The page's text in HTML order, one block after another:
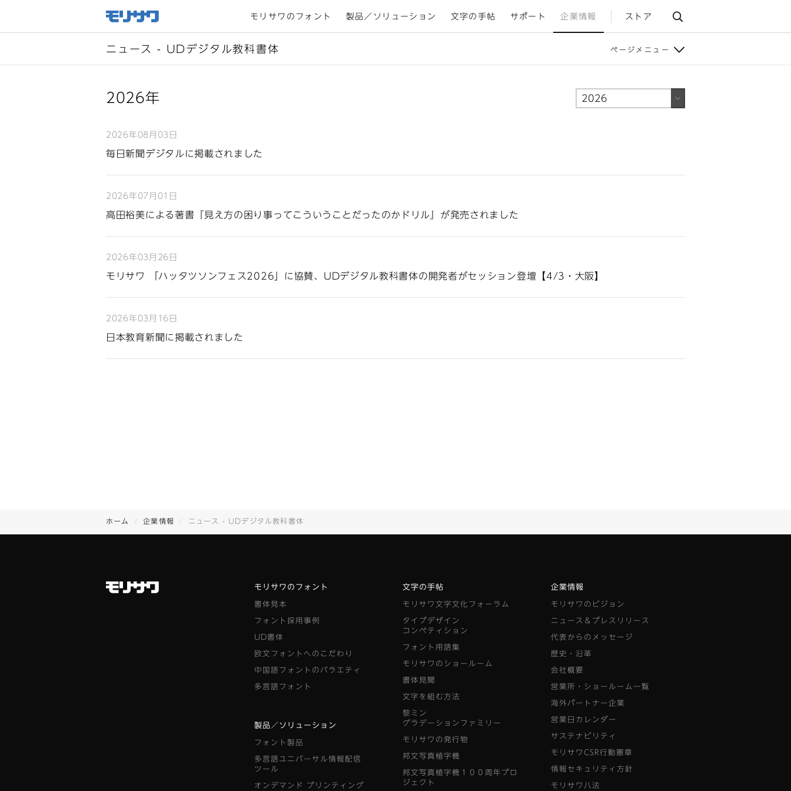
モリサワのフォント 製品／ソリューション 文字の手帖 サポート 企業情報 ストア
ニュース - UDデジタル教科書体 ページメニュー
2026年
2026年08月03日
毎日新聞デジタルに掲載されました
2026年07月01日
高田裕美による著書『見え方の困り事ってこういうことだったのかドリル』が発売されました
2026年03月26日
モリサワ 「ハッタツソンフェス2026」に協賛、UDデジタル教科書体の開発者がセッション登壇【4/3・大阪】
2026年03月16日
日本教育新聞に掲載されました
ホーム 企業情報 ニュース - UDデジタル教科書体
モリサワのフォント
書体見本
フォント採用事例
UD書体
欧文フォントへのこだわり
中国語フォントのバラエティ
多言語フォント
製品／ソリューション
フォント製品
多言語ユニバーサル情報配信
ツール
オンデマンド プリンティング
文字の手帖
モリサワ文字文化フォーラム
タイプデザイン
コンペティション
フォント用語集
モリサワのショールーム
書体見聞
文字を組む方法
黎ミン
グラデーションファミリー
モリサワの発行物
邦文写真植字機
邦文写真植字機１００周年プロ
ジェクト
企業情報
モリサワのビジョン
ニュース＆プレスリリース
代表からのメッセージ
歴史・沿革
会社概要
営業所・ショールーム一覧
海外パートナー企業
営業日カレンダー
サステナビリティ
モリサワCSR行動憲章
情報セキュリティ方針
モリサワ八法